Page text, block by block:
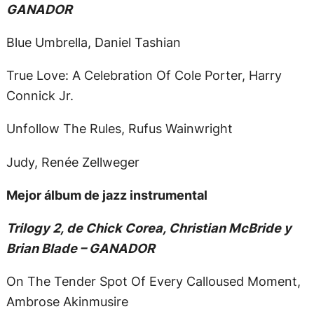
GANADOR
Blue Umbrella, Daniel Tashian
True Love: A Celebration Of Cole Porter, Harry
Connick Jr.
Unfollow The Rules, Rufus Wainwright
Judy, Renée Zellweger
Mejor álbum de jazz instrumental
Trilogy 2, de Chick Corea, Christian McBride y
Brian Blade – GANADOR
On The Tender Spot Of Every Calloused Moment,
Ambrose Akinmusire